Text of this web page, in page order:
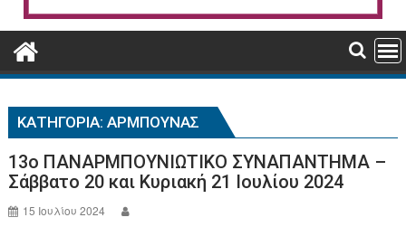
ΚΑΤΗΓΟΡΊΑ:ΆΡΜΠΟΥΝΑΣ
13ο ΠΑΝΑΡΜΠΟΥΝΙΩΤΙΚΟ ΣΥΝΑΠΑΝΤΗΜΑ –
Σάββατο 20 και Κυριακή 21 Ιουλίου 2024
15 Ιουλίου 2024